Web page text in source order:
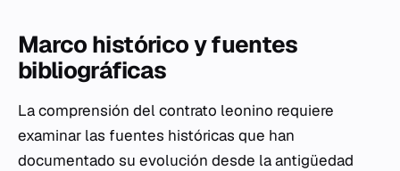
Marco histórico y fuentes
bibliográficas
La comprensión del contrato leonino requiere
examinar las fuentes históricas que han
documentado su evolución desde la antigüedad